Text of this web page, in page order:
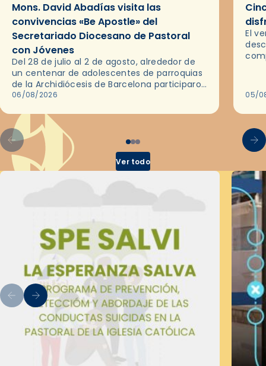
Mons. David Abadías visita las
convivencias «Be Apostle» del
Secretariado Diocesano de Pastoral
con Jóvenes
Del 28 de julio al 2 de agosto, alrededor de
un centenar de adolescentes de parroquias
de la Archidiócesis de Barcelona participaron
en las convivencias Be Apostle, organizadas
06/08/2026
El
05/
Ver todo